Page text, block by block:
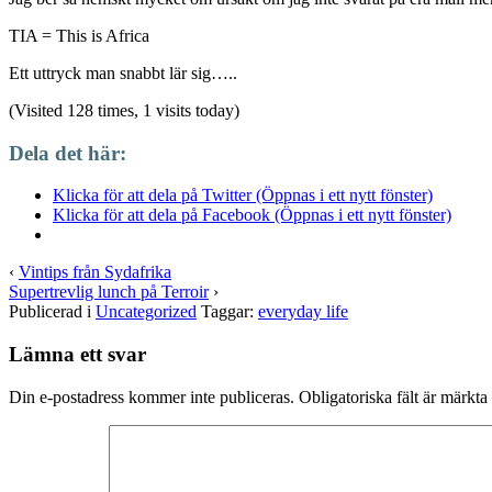
TIA = This is Africa
Ett uttryck man snabbt lär sig…..
(Visited 128 times, 1 visits today)
Dela det här:
Klicka för att dela på Twitter (Öppnas i ett nytt fönster)
Klicka för att dela på Facebook (Öppnas i ett nytt fönster)
‹ Vintips från Sydafrika
Supertrevlig lunch på Terroir›
Publicerad i Uncategorized Taggar: everyday life
Lämna ett svar
Din e-postadress kommer inte publiceras. Obligatoriska fält är märkta